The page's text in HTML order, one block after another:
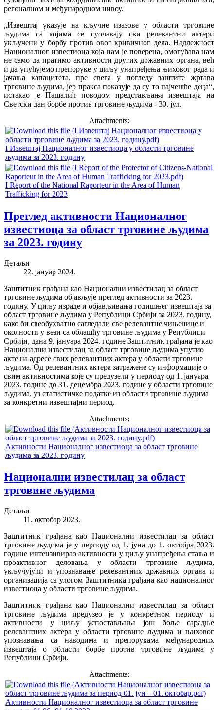
регоналном и међународном нивоу.
„Извештај указује на кључне изазове у области трговине
људима са којима се суочавају сви релевантни актери
укључени у борбу против овог кривичног дела. Надлежност
Националног известиоца која нам је поверена, омогућава нам
не само да пратимо активности других државних органа, већ
и да упућујемо препоруке у циљу унапређења њиховог рада и
јачања капацитета, пре свега у погледу заштите жртава
трговине људима, јер пракса показује да су то најчешће деца“,
истакао је Пашалић поводом представљања извештаја на
Светски дан борбе против трговине људима - 30. јул.
Attachments:
I Извештај Националног известиоца у области трговине
људима за 2023. годину
I Report of the National Raporteur in the Area of Human
Trafficking for 2023
Преглед активности Националног
известиоца за област трговине људима
за 2023. годину
Детаљи
22. јануар 2024.
Заштитник грађана као Национални известилац за област
трговине људима објављује преглед активности за 2023.
годину. У циљу израде и објављивања годишњег извештаја за
област трговине људима у Републици Србији за 2023. годину,
како би свеобухватно сагледали све релевантне чињенице и
околности у вези са облашћу трговине људима у Републици
Србији, дана 9. јануара 2024. године Заштитник грађана је као
Национални известилац за област трговине људима упутио
акте на адресе свих релевантних актера у области трговине
људима. Од релевантних актера затражене су информације о
свим активностима које су предузели у периоду од 1. јануара
2023. године до 31. децембра 2023. године у области трговине
људима, уз статистичке податке из области трговине људима
за конкретни извештајни период.
Attachments:
Активности Националног известиоца за област трговине
људима за 2023. годину
Национални известилац за област
трговине људима
Детаљи
11. октобар 2023.
Заштитник грађана као Национални известилац за област
трговине људима је у периоду од 1. јуна до 1. октобра 2023.
године интензивирао активности у циљу унапређења стања и
проактивног деловања у области трговине људима,
укључујући и упознавање релевантних државних органа и
организација са улогом Заштитника грађана као националног
известиоца у области трговине људима.
Заштитник грађана као Национални известилац за област
трговине људима предузео је у конкретном периоду и
активности у циљу успостављања још боље сарадње
релевантних актера у области трговине људима и њиховог
упознавања са наводима и препорукама међународних
извештаја о области борбе против трговине људима у
Републици Србији.
Attachments:
Активности Националног известиоца за област трговине